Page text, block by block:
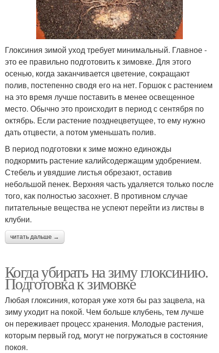
Глоксиния зимой уход требует минимальный. Главное -
это ее правильно подготовить к зимовке. Для этого
осенью, когда заканчивается цветение, сокращают
полив, постепенно сводя его на нет. Горшок с растением
на это время лучше поставить в менее освещенное
место. Обычно это происходит в период с сентября по
октябрь. Если растение позднецветущее, то ему нужно
дать отцвести, а потом уменьшать полив.
В период подготовки к зиме можно единожды
подкормить растение калийсодержащим удобрением.
Стебель и увядшие листья обрезают, оставив
небольшой пенек. Верхняя часть удаляется только после
того, как полностью засохнет. В противном случае
питательные вещества не успеют перейти из листвы в
клубни.
читать дальше →
Когда убирать на зиму глоксинию.
Подготовка к зимовке
Любая глоксиния, которая уже хотя бы раз зацвела, на
зиму уходит на покой. Чем больше клубень, тем лучше
он переживает процесс хранения. Молодые растения,
которым первый год, могут не погружаться в состояние
покоя.